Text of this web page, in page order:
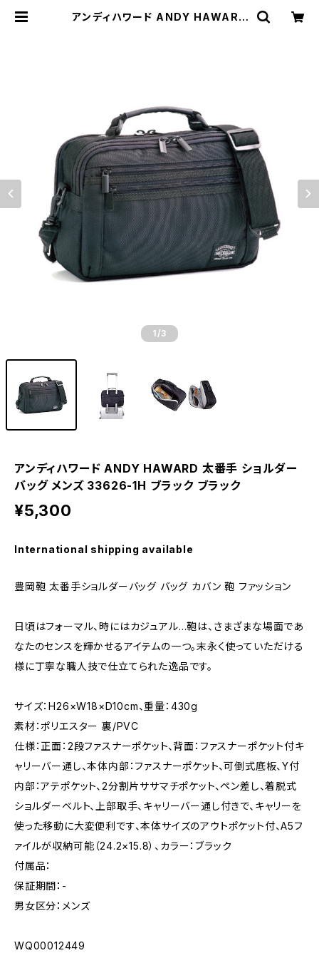
アンディハワード ANDY HAWARD
1 /3
アンディハワード ANDY HAWARD 太番手 ショルダー
バッグ メンズ 33626-1H ブラック ブラック
¥5,300
International shipping available
豊岡鞄 太番手ショルダーバッグ バッグ カバン 鞄 ファッション
日頃はフォーマル、時にはカジュアル…鞄は、さまざまな場面であ
なたのセンスを輝かせるアイテムの一つ。末永く使っていただける
様に丁寧な職人技で仕立てられた逸品です。
サイズ：H26×W18×D10cm、重量：430g
素材：ポリエスター 裏/PVC
仕様：正面：2段ファスナーポケット、背面：ファスナーポケット付キ
ャリーバー通し、本体内部：ファスナーポケット、可倒式底板、Y付
内部：アテポケット、2分割片ササマチポケット、ペン差し、着脱式
ショルダーベルト、上部取手、キャリーバー通し付きで、キャリーを
使った移動に大変便利です、本体サイズのアウトポケット付、A5フ
ァイルが収納可能（24.2×15.8）、カラー：ブラック
付属品：
保証期間：-
男女区分：メンズ
WQ00012449